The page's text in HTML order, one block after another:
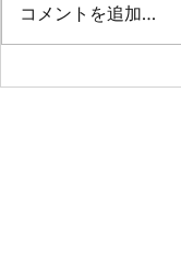
コメントを追加…